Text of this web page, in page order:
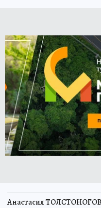
Анастасия